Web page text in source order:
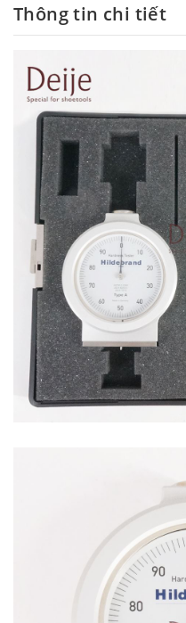
Thông tin chi tiết